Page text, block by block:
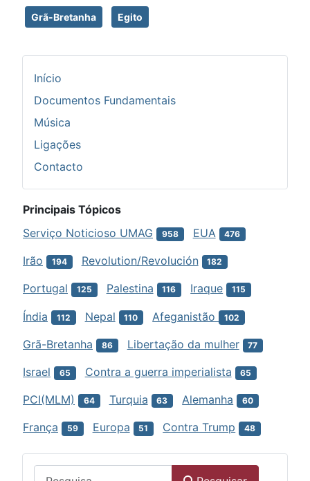
Grã-Bretanha Egito
Início
Documentos Fundamentais
Música
Ligações
Contacto
Principais Tópicos
Serviço Noticioso UMAG
958 EUA 476
Irão 194 Revolution/Revolución 182
Portugal 125 Palestina 116 Iraque 115
Índia 112 Nepal 110 Afeganistão 102
Grã-Bretanha 86 Libertação da mulher 77
Israel 65 Contra a guerra imperialista 65
PCI(MLM) 64 Turquia 63 Alemanha 60
França 59 Europa 51 Contra Trump 48